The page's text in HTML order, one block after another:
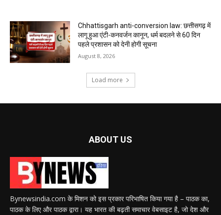
Chhattisgarh anti-conversion law: छत्तीसगढ़ में
लागू हुआ एंटी-कनवर्जन कानून, धर्म बदलने से 60 दिन
पहले प्रशासन को देनी होगी सूचना
August 8, 2026
Load more
ABOUT US
Bynewsindia.com के मिशन को इस प्रकार परिभाषित किया गया है – पाठक का,
पाठक के लिए और पाठक द्वारा। यह भारत की बढ़ती समाचार वेबसाइट है, जो देश और